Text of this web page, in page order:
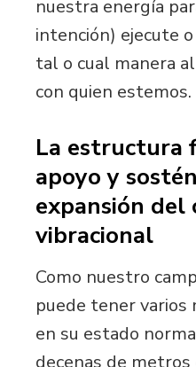
nuestra energía
intención) ejecute
tal o cual manera
con quien estemos.
La estructura
apoyo y
expansión del
vibracional
Como nuestro
puede tener
en su estado
decenas de